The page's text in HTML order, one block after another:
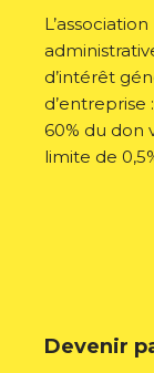
d’intérêt
60% du don
limite de
Devenir